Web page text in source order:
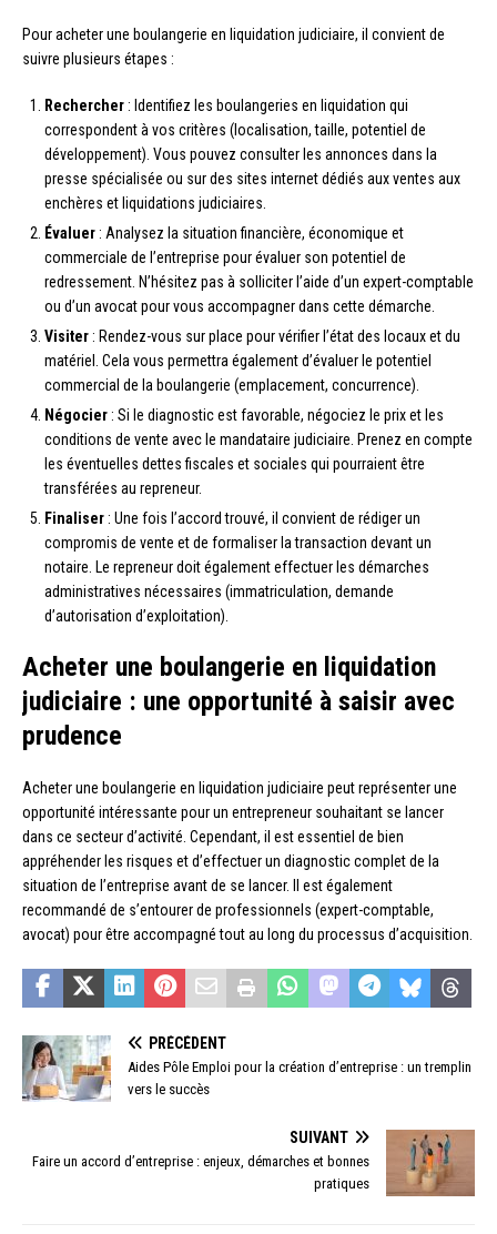
Pour acheter une boulangerie en liquidation judiciaire, il convient de
suivre plusieurs étapes :
Rechercher : Identifiez les boulangeries en liquidation qui
correspondent à vos critères (localisation, taille, potentiel de
développement). Vous pouvez consulter les annonces dans la
presse spécialisée ou sur des sites internet dédiés aux ventes aux
enchères et liquidations judiciaires.
Évaluer : Analysez la situation financière, économique et
commerciale de l’entreprise pour évaluer son potentiel de
redressement. N’hésitez pas à solliciter l’aide d’un expert-comptable
ou d’un avocat pour vous accompagner dans cette démarche.
Visiter : Rendez-vous sur place pour vérifier l’état des locaux et du
matériel. Cela vous permettra également d’évaluer le potentiel
commercial de la boulangerie (emplacement, concurrence).
Négocier : Si le diagnostic est favorable, négociez le prix et les
conditions de vente avec le mandataire judiciaire. Prenez en compte
les éventuelles dettes fiscales et sociales qui pourraient être
transférées au repreneur.
Finaliser : Une fois l’accord trouvé, il convient de rédiger un
compromis de vente et de formaliser la transaction devant un
notaire. Le repreneur doit également effectuer les démarches
administratives nécessaires (immatriculation, demande
d’autorisation d’exploitation).
Acheter une boulangerie en liquidation
judiciaire : une opportunité à saisir avec
prudence
Acheter une boulangerie en liquidation judiciaire peut représenter une
opportunité intéressante pour un entrepreneur souhaitant se lancer
dans ce secteur d’activité. Cependant, il est essentiel de bien
appréhender les risques et d’effectuer un diagnostic complet de la
situation de l’entreprise avant de se lancer. Il est également
recommandé de s’entourer de professionnels (expert-comptable,
avocat) pour être accompagné tout au long du processus d’acquisition.
PRÉCÉDENT
Aides Pôle Emploi pour la création d’entreprise : un tremplin
vers le succès
SUIVANT
Faire un accord d’entreprise : enjeux, démarches et bonnes
pratiques